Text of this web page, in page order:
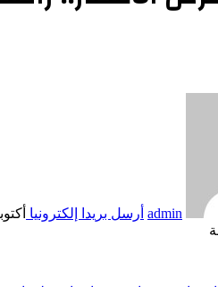
admin أرسل بريدا إلكترونيا أكتوبر 19,